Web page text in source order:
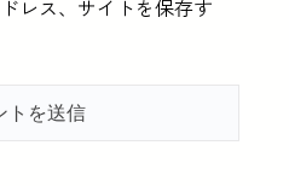
レス、サイトを保存す